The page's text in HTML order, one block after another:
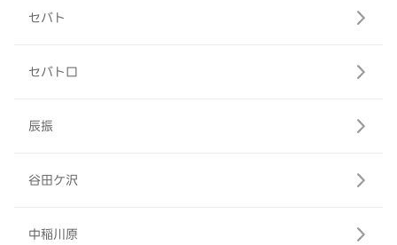
セバト
セバト口
辰振
谷田ケ沢
中稲川原